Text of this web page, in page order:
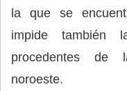
la que se
impide también
procedentes de
noroeste.